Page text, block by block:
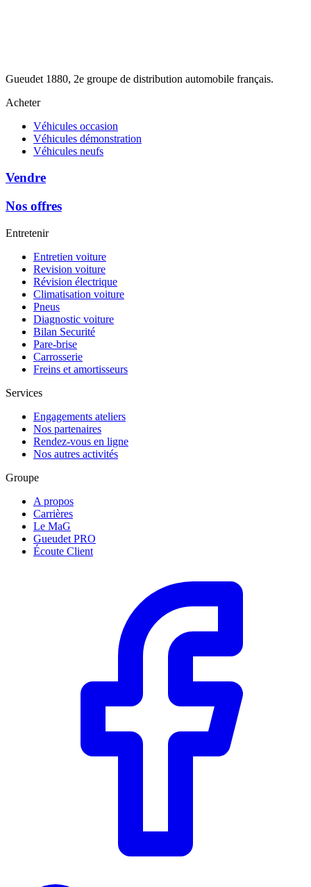
Gueudet 1880, 2e groupe de distribution automobile français.
Acheter
Véhicules occasion
Véhicules démonstration
Véhicules neufs
Vendre
Nos offres
Entretenir
Entretien voiture
Revision voiture
Révision électrique
Climatisation voiture
Pneus
Diagnostic voiture
Bilan Securité
Pare-brise
Carrosserie
Freins et amortisseurs
Services
Engagements ateliers
Nos partenaires
Rendez-vous en ligne
Nos autres activités
Groupe
A propos
Carrières
Le MaG
Gueudet PRO
Écoute Client